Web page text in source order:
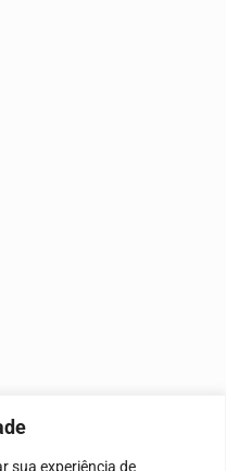
sua experiência de